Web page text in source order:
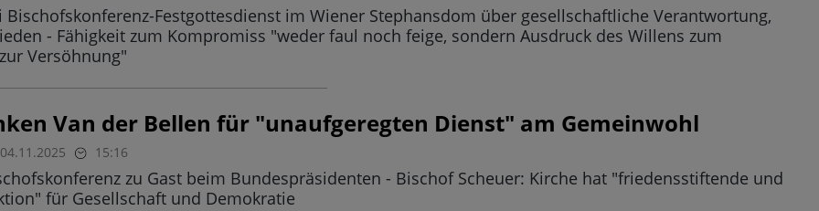
Bischofskonferenz-Festgottesdienst im Wiener Stephansdom über gesellschaftliche Verantwortung,
- Fähigkeit zum Kompromiss "weder faul noch feige, sondern Ausdruck des Willens zum
Versöhnung"
Van der Bellen für "unaufgeregten Dienst" am Gemeinwohl
04.11.2025 15:16
zu Gast beim Bundespräsidenten - Bischof Scheuer: Kirche hat "friedensstiftende und
für Gesellschaft und Demokratie